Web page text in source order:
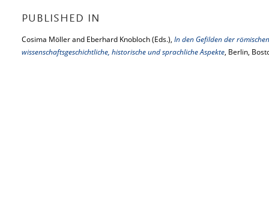
PUBLISHED IN
Cosima Möller and Eberhard Knobloch (Eds.), In den Gefilden der
wissenschaftsgeschichtliche, historische und sprachliche Aspekte, Berlin,